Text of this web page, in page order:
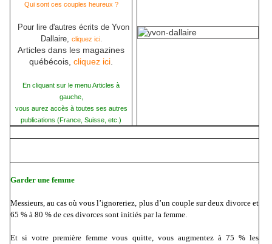
Qui sont ces couples heureux ?
Pour lire d'autres écrits de Yvon
Dallaire, cliquez ici.
Articles dans les magazines
québécois, cliquez ici
En cliquant sur le menu Articles à
gauche,
vous aurez accès à toutes ses autres
publications (France, Suisse, etc.)
Garder une femme
Messieurs, au cas où vous l’ignoreriez, plus d’un couple sur deux divorce et
65 % à 80 % de ces divorces sont initiés par la femme.
Et si votre première femme vous quitte, vous augmentez à 75 % les